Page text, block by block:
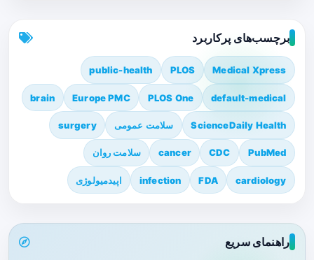
برچسب‌های پرکاربرد
Medical Xpress
PLOS
public-health
default-medical
PLOS One
Europe PMC
brain
ScienceDaily Health سلامت عمومی surgery
PubMed
CDC
cancer سلامت روان
cardiology
FDA
infection اپیدمیولوژی
راهنمای سریع